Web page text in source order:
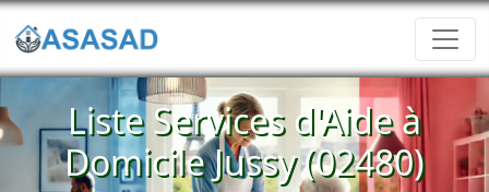
Liste Services d'Aide à
Domicile Jussy (02480)